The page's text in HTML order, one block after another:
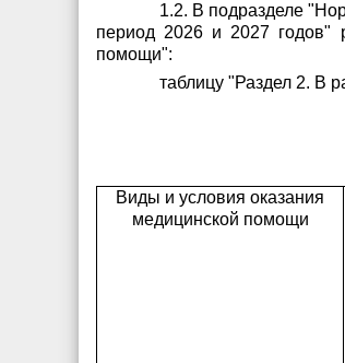
1.2. В подразделе
период 2026 и 2027 годов"
помощи":
таблицу "Раздел 2. В
Виды и условия оказания
медицинской помощи